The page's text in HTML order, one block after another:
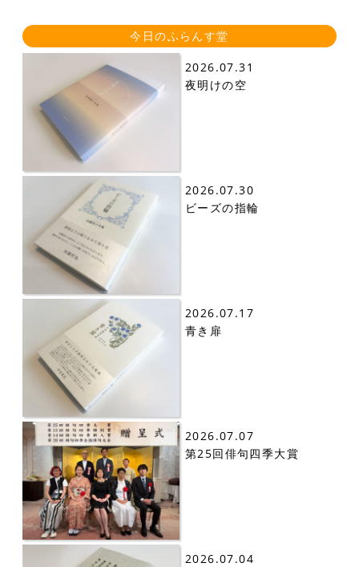
今日のふらんす堂
2026.07.31
夜明けの空
2026.07.30
ビーズの指輪
2026.07.17
青き扉
2026.07.07
第25回俳句四季大賞
2026.07.04